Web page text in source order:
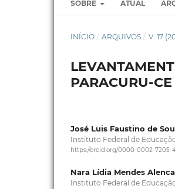
SOBRE ATUAL
INÍCIO / ARQUIVOS / V. 17
PARACURU-CE
José Luis Faustino de
Instituto Federal de
https://orcid.org/0000-0002-7205-
Nara Lídia Mendes
Instituto Federal de